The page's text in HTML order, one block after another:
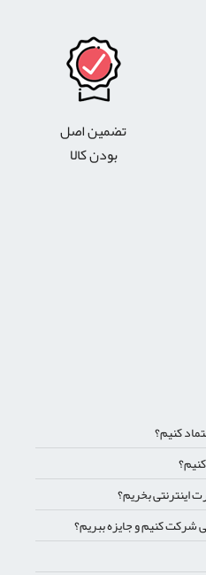
تضمین اصل
بودن کالا
کنیم؟
اینترنتی بخریم؟
کنیم و جایزه ببریم؟